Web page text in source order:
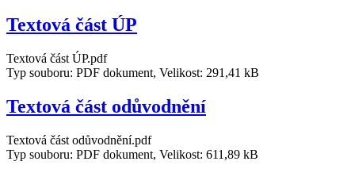
Textová část ÚP
Textová část ÚP.pdf
Typ souboru: PDF dokument, Velikost: 291,41 kB
Textová část odůvodnění
Textová část odůvodnění.pdf
Typ souboru: PDF dokument, Velikost: 611,89 kB